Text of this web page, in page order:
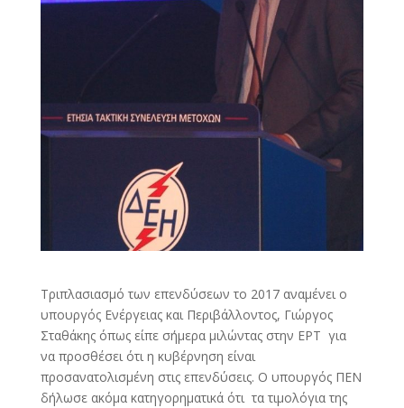
Τριπλασιασμό των επενδύσεων το 2017 αναμένει ο
υπουργός Ενέργειας και Περιβάλλοντος, Γιώργος
Σταθάκης όπως είπε σήμερα μιλώντας στην ΕΡΤ για
να προσθέσει ότι η κυβέρνηση είναι
προσανατολισμένη στις επενδύσεις. Ο υπουργός ΠΕΝ
δήλωσε ακόμα κατηγορηματικά ότι τα τιμολόγια της